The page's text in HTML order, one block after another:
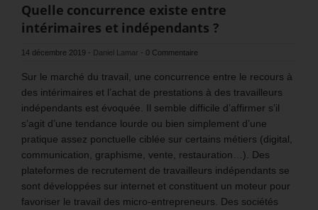
Quelle concurrence existe entre
intérimaires et indépendants ?
14 décembre 2019 - Daniel Lamar - 0 Commentaire
Sur le marché du travail, une concurrence entre le recours à
des intérimaires et l’achat de prestations à des travailleurs
indépendants est évoquée. Il semble difficile d’affirmer s’il
s’agit d’une tendance lourde ou bien simplement d’une
pratique assez ponctuelle ciblée sur certains métiers (digital,
communication, graphisme, vente, restauration…). Des
plateformes de recrutement de travailleurs indépendants se
sont développées sur internet et constituent un moteur pour
favoriser le travail des micro-entrepreneurs. Des sociétés